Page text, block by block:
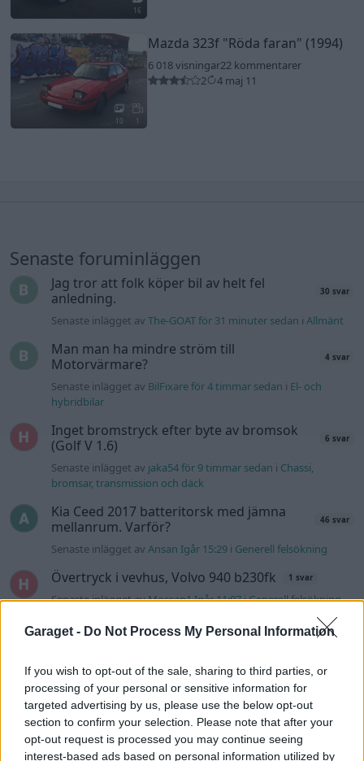
Garaget - Do Not Process My Personal Information
If you wish to opt-out of the sale, sharing to third parties, or
processing of your personal or sensitive information for
targeted advertising by us, please use the below opt-out
section to confirm your selection. Please note that after your
opt-out request is processed you may continue seeing
interest-based ads based on personal information utilized by
16
10 1
Mazda 323f "Röda faran" (1994)
6 018 visningar22 kommentarer
2
4 maj 11
Senaste foruminläggen
Jag tror att folk köper bil av helt fel
anledning.
30 svar
Senaste inlägget avThe-GOAT för 31 minuter sedan iAllmänt
Man man ha mindre ström till
Motorvärmare?
4 svar
Senaste inlägget av BilFixare för 4 timmar sedan i El- och
hybridbilar
Inget bromstryck efter byte av bromsok
(Golf V 1.6)
6 svar
Senaste inlägget av jaka54 för 9 timmar sedan i Chassi,
bromsar, transmission och däck
Kia Ceed 2017 batteritorsk med jämna
mellanrum. Varför?
46 svar
Senaste inlägget avAnsan Igår 15:29 i Generell felsökning
Övertryck i vevhus, Volvo 940 b230fk 1 svar
Senaste inlägget avMossan1 Igår 11:07iGenerell felsökning
Fälg till Husqvarna Novolett 1955 2 svar
Slipa och polera rinningar 4 svar
Senaste inlägget avturboblondie tisdag 14:22iBilvård och
biltvätt
VW LT35 -04 2.5 TDI dör sporadiskt under